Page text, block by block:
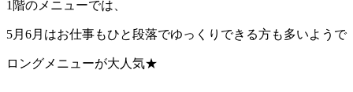
1階のメニューでは、
5月6月はお仕事もひと段落でゆっくりできる方も多いようで
ロングメニューが大人気★